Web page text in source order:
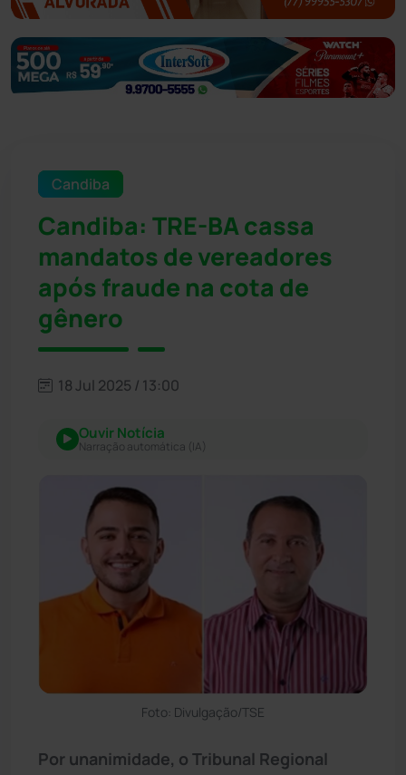
Candiba
Candiba: TRE-BA cassa
mandatos de vereadores
após fraude na cota de
gênero
18 Jul 2025 / 13:00
Ouvir Notícia
Narração automática (IA)
Foto: Divulgação/TSE
Por unanimidade, o Tribunal Regional